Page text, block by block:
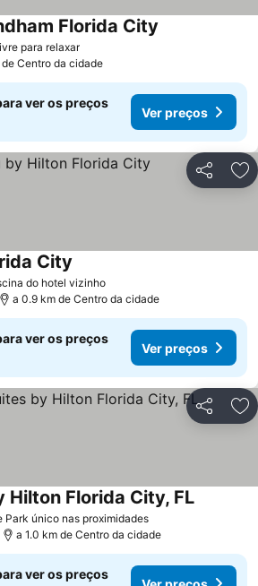
para relaxarVer preços
Florida City
de Centro da cidade
ver os preços
Ver preços
Partilhar
do hotel vizinhoVer preços
City
a 0.9 km de Centro da cidade
ver os preços
Ver preços
Partilhar
Park único nas proximidadesVer preços
Hilton Florida City, FLVer
a 1.0 km de Centro da cidade
ver os preços